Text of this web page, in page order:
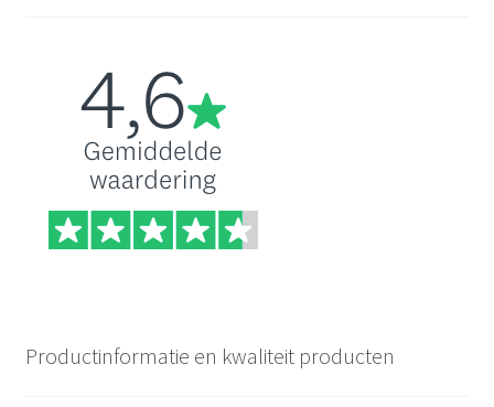
Productinformatie en kwaliteit producten